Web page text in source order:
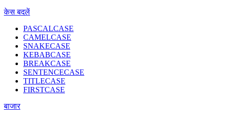
केस बदलें
PASCALCASE
CAMELCASE
SNAKECASE
KEBABCASE
BREAKCASE
SENTENCECASE
TITLECASE
FIRSTCASE
बाजार